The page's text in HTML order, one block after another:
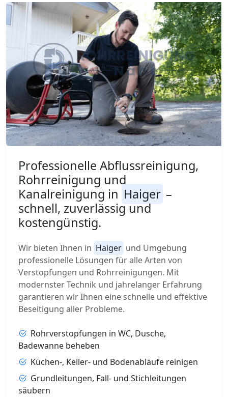
Professionelle Abflussreinigung,
Rohrreinigung und
Kanalreinigung in Haiger –
schnell, zuverlässig und
kostengünstig.
Wir bieten Ihnen in Haiger und Umgebung
professionelle Lösungen für alle Arten von
Verstopfungen und Rohrreinigungen. Mit
modernster Technik und jahrelanger Erfahrung
garantieren wir Ihnen eine schnelle und effektive
Beseitigung aller Probleme.
Rohrverstopfungen in WC, Dusche,
Badewanne beheben
Küchen-, Keller- und Bodenabläufe reinigen
Grundleitungen, Fall- und Stichleitungen
säubern